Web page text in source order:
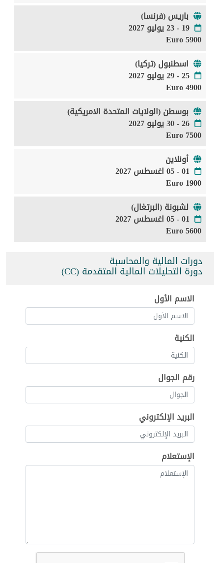
باريس (فرنسا)
19 - 23 يوليو 2027
5900 Euro
اسطنبول (تركيا)
25 - 29 يوليو 2027
4900 Euro
بوسطن (الولايات المتحدة الامريكية)
26 - 30 يوليو 2027
7500 Euro
أونلاين
01 - 05 اغسطس 2027
1900 Euro
لشبونة (البرتغال)
01 - 05 اغسطس 2027
5600 Euro
دورات المالية والمحاسبة
دورة التحليلات المالية المتقدمة (CC)
الاسم الأول
الكنية
رقم الجوال
البريد الإلكتروني
الإستعلام